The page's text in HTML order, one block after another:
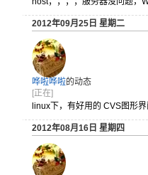
2012年09月25日 星期二
哗啦哗啦的动态
[正在]
linux下，有好用的 CVS图形界
2012年08月16日 星期四